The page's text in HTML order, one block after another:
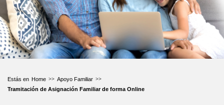
Home
Apoyo Familiar
Tramitación de Asignación Familiar de forma Online